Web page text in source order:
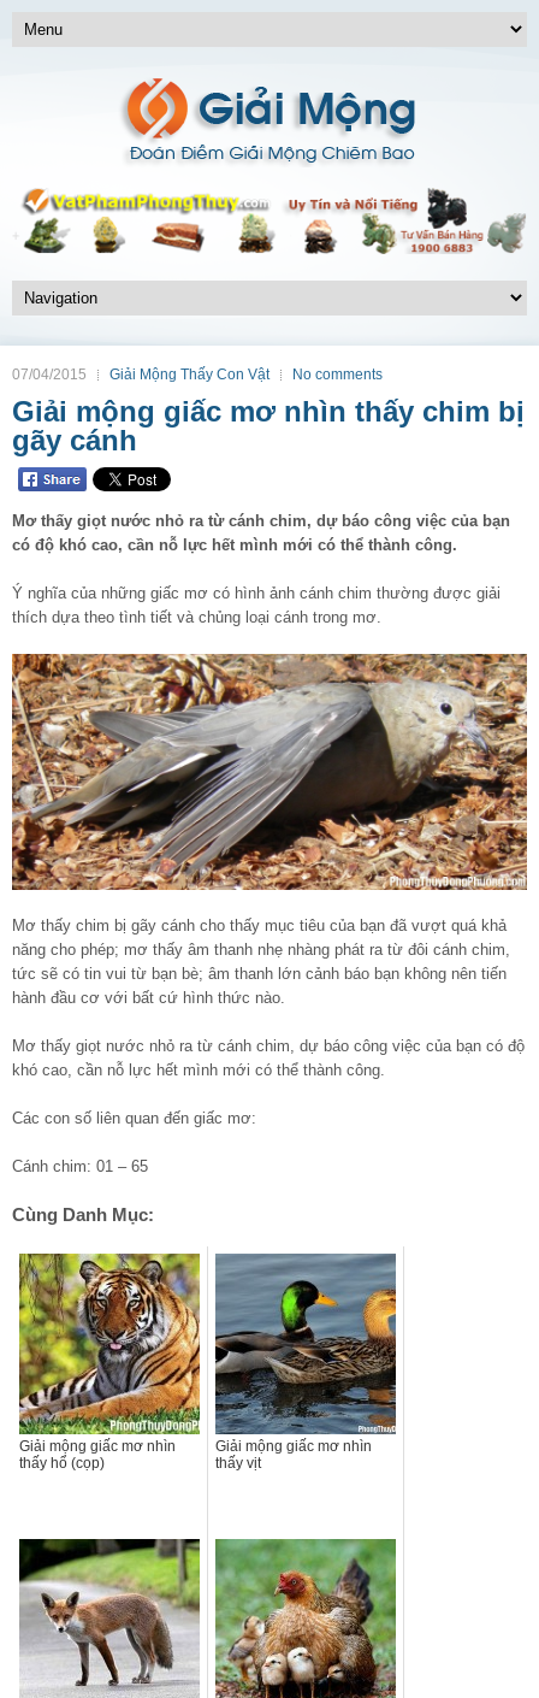
07/04/2015 Giải Mộng Thấy Con Vật No comments
Giải mộng giấc mơ nhìn thấy chim bị
gãy cánh
Mơ thấy giọt nước nhỏ ra từ cánh chim, dự báo công việc của bạn
có độ khó cao, cần nỗ lực hết mình mới có thể thành công.
Ý nghĩa của những giấc mơ có hình ảnh cánh chim thường được giải
thích dựa theo tình tiết và chủng loại cánh trong mơ.
Mơ thấy chim bị gãy cánh cho thấy mục tiêu của bạn đã vượt quá khả
năng cho phép; mơ thấy âm thanh nhẹ nhàng phát ra từ đôi cánh chim,
tức sẽ có tin vui từ bạn bè; âm thanh lớn cảnh báo bạn không nên tiến
hành đầu cơ với bất cứ hình thức nào.
Mơ thấy giọt nước nhỏ ra từ cánh chim, dự báo công việc của bạn có độ
khó cao, cần nỗ lực hết mình mới có thể thành công.
Các con số liên quan đến giấc mơ:
Cánh chim: 01 – 65
Cùng Danh Mục:
Giải mộng giấc mơ nhìn
thấy hổ (cọp)
Giải mộng giấc mơ nhìn
thấy vịt